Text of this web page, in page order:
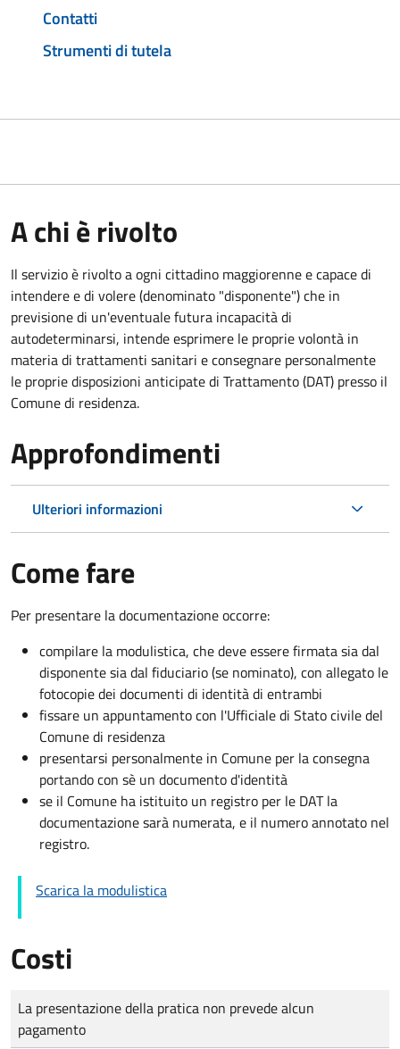
Contatti
Strumenti di tutela
A chi è rivolto
Il servizio è rivolto a ogni cittadino maggiorenne e capace di
intendere e di volere (denominato "disponente") che in
previsione di un'eventuale futura incapacità di
autodeterminarsi, intende esprimere le proprie volontà in
materia di trattamenti sanitari e consegnare personalmente
le proprie disposizioni anticipate di Trattamento (DAT) presso il
Comune di residenza.
Approfondimenti
Ulteriori informazioni
Come fare
Per presentare la documentazione occorre:
compilare la modulistica, che deve essere firmata sia dal
disponente sia dal fiduciario (se nominato), con allegato le
fotocopie dei documenti di identità di entrambi
fissare un appuntamento con l'Ufficiale di Stato civile del
Comune di residenza
presentarsi personalmente in Comune per la consegna
portando con sè un documento d'identità
se il Comune ha istituito un registro per le DAT la
documentazione sarà numerata, e il numero annotato nel
registro.
Scarica la modulistica
Costi
Tipo di pagamento
Importo
La presentazione della pratica non prevede alcun
pagamento